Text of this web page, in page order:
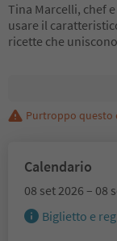
Tina Marcelli, chef
usare il
ricette che
Purtroppo questo
Calendario
08 set 2026 – 08
Biglietto e